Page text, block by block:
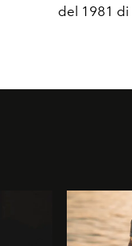
del 1981 di